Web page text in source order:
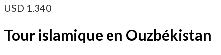
USD 1.340
Tour islamique en Ouzbékistan